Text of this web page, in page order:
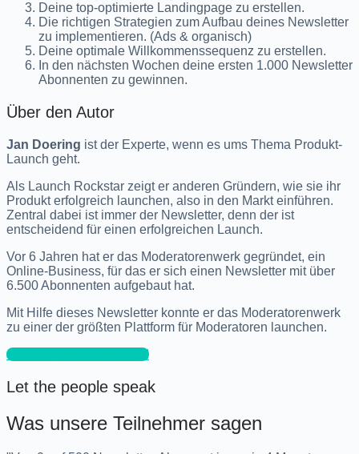
Deine top-optimierte Landingpage zu erstellen.
Die richtigen Strategien zum Aufbau deines Newsletter
zu implementieren. (Ads & organisch)
Deine optimale Willkommenssequenz zu erstellen.
In den nächsten Wochen deine ersten 1.000 Newsletter
Abonnenten zu gewinnen.
Über den Autor
Jan Doering ist der Experte, wenn es ums Thema Produkt-
Launch geht.
Als Launch Rockstar zeigt er anderen Gründern, wie sie ihr
Produkt erfolgreich launchen, also in den Markt einführen.
Zentral dabei ist immer der Newsletter, denn der ist
entscheidend für einen erfolgreichen Launch.
Vor 6 Jahren hat er das Moderatorenwerk gegründet, ein
Online-Business, für das er sich einen Newsletter mit über
6.500 Abonnenten aufgebaut hat.
Mit Hilfe dieses Newsletter konnte er das Moderatorenwerk
zu einer der größten Plattform für Moderatoren launchen.
Jetzt Newsletter boosten!
Let the people speak
Was unsere Teilnehmer sagen